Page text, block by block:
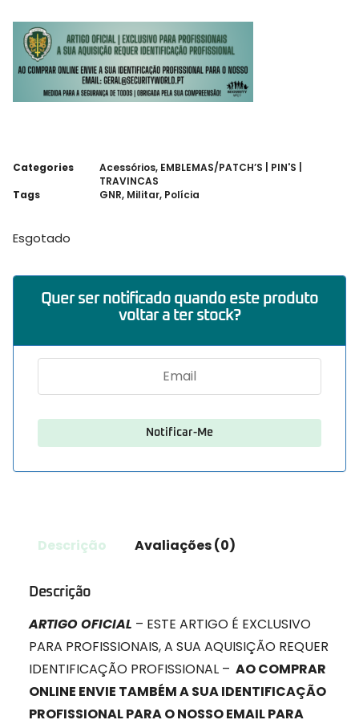
Categories Acessórios, EMBLEMAS/PATCH’S | PIN'S |
TRAVINCAS
Tags
GNR, Militar, Polícia
Esgotado
Quer ser notificado quando este produto
voltar a ter stock?
Descrição Avaliações (0)
Descrição
ARTIGO OFICIAL – ESTE ARTIGO É EXCLUSIVO
PARA PROFISSIONAIS, A SUA AQUISIÇÃO REQUER
IDENTIFICAÇÃO PROFISSIONAL – AO COMPRAR
ONLINE ENVIE TAMBÉM A SUA IDENTIFICAÇÃO
PROFISSIONAL PARA O NOSSO EMAIL PARA